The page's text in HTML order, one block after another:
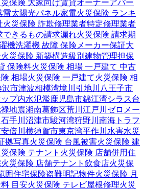
保険 大家向け賃貸オーナーアパー
雷太陽光パネル家電火災保険 ランキ
火災保険 詐欺修理業者特定修理業者
できるもの請求漏れ火災保険 請求期
機洗濯機 故障 保険 メーカー保証大
火災保険 新築構造級別 建物管理担保
保険料火災保険 相場 一戸建て 中古
相場火災保険 一戸建て火災保険 相
沢市津波相模湾境川 引地川
八王子市
プ内水氾濫鹿児島市錦江湾シラス台
地震湘南葛飾区荒川 江戸川 ゼロメー
石手川 沼津市駿河湾狩野川 南海トラフ
安倍川 横須賀市東京湾平作川 水害水災
拠写真火災保険 台風被害火災保険 建
保険 テナント 火災保険 店舗併用住
火災保険 店舗テナント 飲食店火災保
囲住宅保険盗難明記物件火災保険 月
目安火災保険 テレビ屋根修理火災